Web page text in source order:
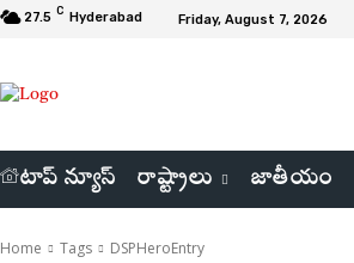
27.5 C Hyderabad Friday, August 7, 2026
టాప్ న్యూస్ రాష్ట్రాలు జాతీయం
Home Tags DSPHeroEntry